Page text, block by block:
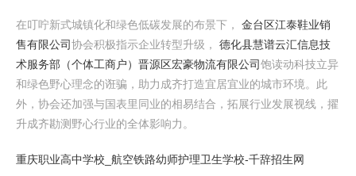
在叮咛新式城镇化和绿色低碳发展的布景下， 金台区江泰鞋业销
售有限公司协会积极指示企业转型升级， 德化县慧谱云汇信息技
术服务部（个体工商户） 晋源区宏豪物流有限公司饱读动科技立异
和绿色野心理念的诳骗，助力成齐打造宜居宜业的城市环境。此
外，协会还加强与国表里同业的相易结合，拓展行业发展视线，擢
升成齐勘测野心行业的全体影响力。
重庆职业高中学校_航空铁路幼师护理卫生学校-千辞招生网